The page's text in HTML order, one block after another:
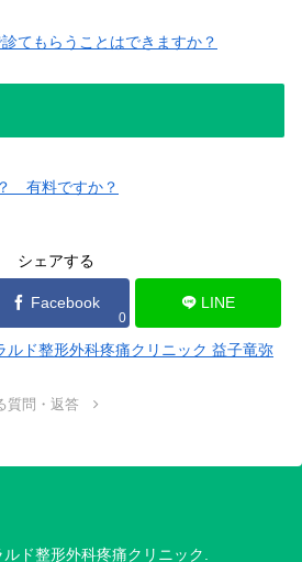
てもらうことはできますか？
有料ですか？
シェアする
Facebook
0
LINE
ルド整形外科疼痛クリニック 益子竜弥
質問・返答
ド整形外科疼痛クリニック.